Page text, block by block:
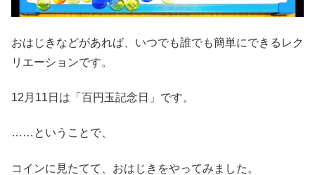
おはじきなどがあれば、いつでも誰でも簡単にできるレク
リエーションです。
12月11日は「百円玉記念日」です。
……ということで、
コインに見たてて、おはじきをやってみました。